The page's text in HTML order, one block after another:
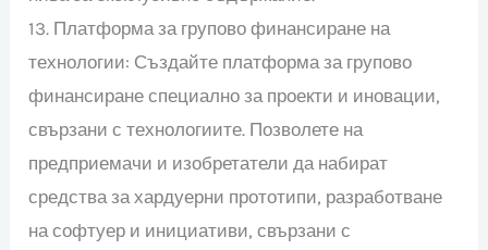
13. Платформа за групово финансиране на
технологии: Създайте платформа за групово
финансиране специално за проекти и иновации,
свързани с технологиите. Позволете на
предприемачи и изобретатели да набират
средства за хардуерни прототипи, разработване
на софтуер и инициативи, свързани с